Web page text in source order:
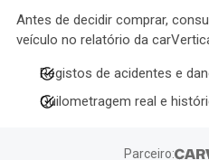
Antes de decidir comprar,
veículo no relatório da
Registos de acidentes e
Quilometragem real e
Parceiro: